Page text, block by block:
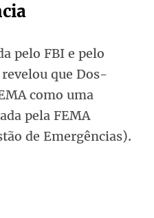
pelo FBI e pelo
que Dos-
como uma
pela FEMA
de Emergências).